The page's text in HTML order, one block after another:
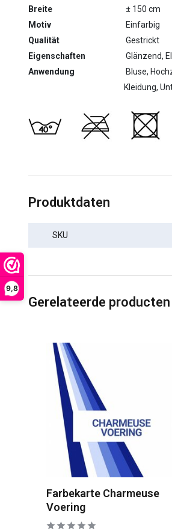
9,8
Breite
± 150 cm
Motiv
Einfarbig
Qualität
Gestrickt
Eigenschaften
Glänzend,
Anwendung
Bluse,
Kleidung,
Produktdaten
SKU
Gerelateerde producten
Farbekarte Charmeuse
Voering